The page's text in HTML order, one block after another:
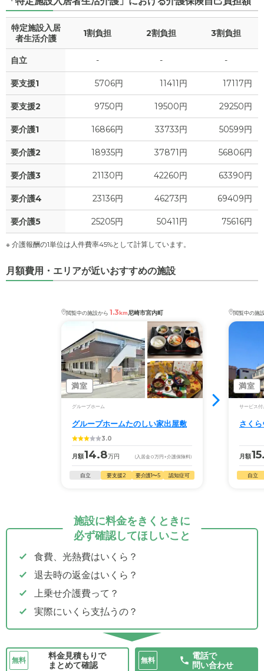
特定施設入居
者生活介護
1割負担 2割負担 3割負担
自立 - - -
要支援1 5706円 11411円 17117円
要支援2 9750円 19500円 29250円
要介護1 16866円 33733円 50599円
要介護2 18935円 37871円 56806円
要介護3 21130円 42260円 63390円
要介護4 23136円 46273円 69409円
要介護5 25205円 50411円 75616円
※ 介護報酬の1単位は人件費率45%として計算しています。
月額費用・エリアが近いおすすめの施設
閲覧中の施設から 1.3km尼崎市宮内町
満室
グループホーム
グループホームたのしい家出屋敷
3.0
月額14.8万円 (入居金0万円 +介護保険料)
自立 要支援2 要介護1〜5 認知症可
閲覧中の施
満室
サービス付
さく
月額
自立
施設に料金をきくときに
必ず確認してほしいこと
食費、光熱費はいくら？
退去時の返金はいくら？
上乗せ介護費って？
実際にいくら支払うの？
無料
料金見積もりで
まとめて確認
無料
電話で
問い合わせ